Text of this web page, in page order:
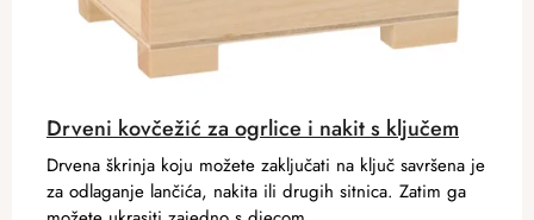
Drveni kovčežić za ogrlice i nakit s ključem
Drvena škrinja koju možete zaključati na ključ savršena je
za odlaganje lančića, nakita ili drugih sitnica. Zatim ga